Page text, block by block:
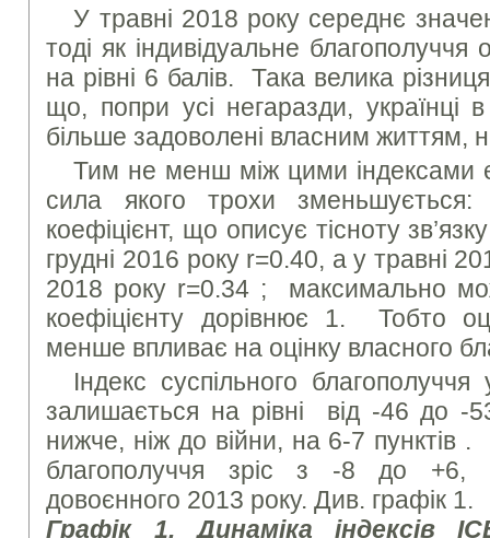
У травні 2018 року середнє
тоді як індивідуальне
на рівні 6 балів. Така велика
що, попри усі негаразди, українці
більше задоволені власним життям,
Тим не менш між цими індексами є
сила якого трохи
коефіцієнт, що описує тісноту
грудні 2016 року r=0.40, а у травні
2018 року r=0.34 ; максимально
коефіцієнту дорівнює 1. Тобто
менше впливає на оцінку власного
Індекс суспільного
залишається на рівні від -46 до -
нижче, ніж до війни, на 6-7 пунктів .
благополуччя зріс з -8 до +6,
довоєнного 2013 року. Див. графік 1.
Графік 1. Динаміка індексів